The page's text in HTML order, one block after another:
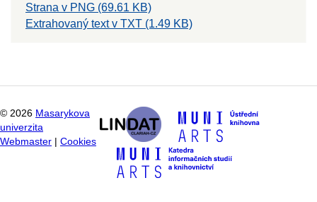
Strana v PNG (69.61 KB)
Extrahovaný text v TXT (1.49 KB)
© 2026 Masarykova
univerzita
Webmaster
Cookies